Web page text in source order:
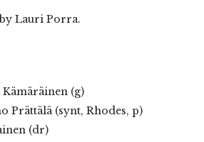
Lauri Porra.
Kämäräinen (g)
Prättälä (synt, Rhodes, p)
(dr)